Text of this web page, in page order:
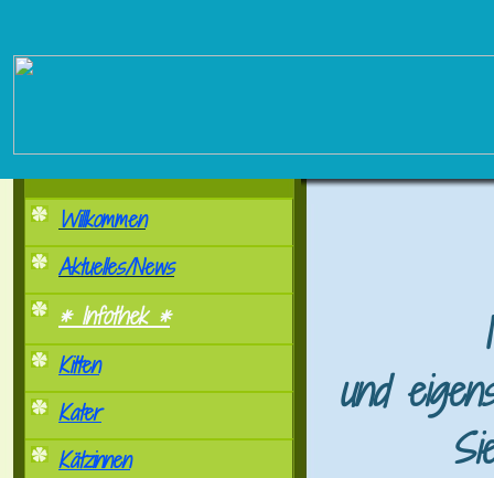
Willkommen
Aktuelles/News
* Infothek *
Kitten
Kater
Kätzinnen
und